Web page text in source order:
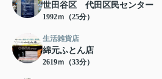
世田谷区 代田区民センター
1992ｍ（25分）
生活雑貨店
綿元ふとん店
2619ｍ（33分）